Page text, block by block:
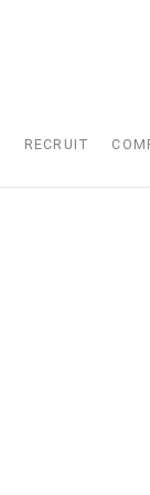
RECRUIT